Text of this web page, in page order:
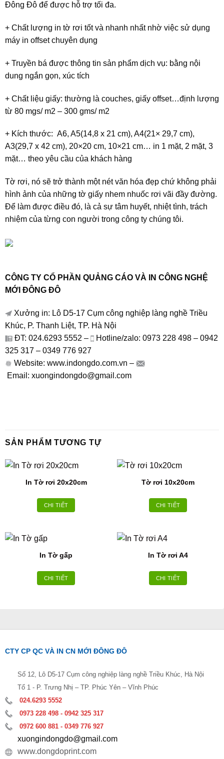
Đông Đô để được hỗ trợ tối đa.
+ Chất lượng in tờ rơi tốt và nhanh nhất nhờ việc sử dụng
máy in offset chuyên dụng
+ Truyền bá được thông tin sản phẩm dịch vụ: bằng nội
dung ngắn gọn, xúc tích
+ Chất liệu giấy: thường là couches, giấy offset…định lượng
từ 80 mgs/ m2 – 300 gms/ m2
+ Kích thước: A6, A5(14,8 x 21 cm), A4(21× 29,7 cm),
A3(29,7 x 42 cm), 20×20 cm, 10×21 cm… in 1 mặt, 2 mặt, 3
mặt… theo yêu cầu của khách hàng
Tờ rơi, nó sẽ trở thành một nét văn hóa đẹp chứ không phải
hình ảnh của những tờ giấy nhem nhuốc rơi vãi đầy đường.
Để làm được điều đó, là cả sự tâm huyết, nhiệt tình, trách
nhiệm của từng con người trong công ty chúng tôi.
CÔNG TY CỔ PHẦN QUẢNG CÁO VÀ IN CÔNG NGHỆ
MỚI ĐÔNG ĐÔ
Xưởng in: Lô D5-17 Cụm công nghiệp làng nghề Triều
Khúc, P. Thanh Liệt, TP. Hà Nội
ĐT: 024.6293 5552 –
Hotline/zalo: 0973 228 498 – 0942
325 317 – 0349 776 927
Website: www.indongdo.com.vn –
Email: xuongindongdo@gmail.com
SẢN PHẨM TƯƠNG TỰ
In Tờ rơi 20x20cm
CHI TIẾT
Tờ rơi 10x20cm
CHI TIẾT
In Tờ gấp
CHI TIẾT
In Tờ rơi A4
CHI TIẾT
CTY CP QC VÀ IN CN MỚI ĐÔNG ĐÔ
Số 12, Lô D5-17 Cụm công nghiệp làng nghề Triều Khúc, Hà Nội
Tổ 1 - P. Trưng Nhị – TP. Phúc Yên – Vĩnh Phúc
024.6293 5552
0973 228 498 - 0942 325 317
0972 600 881 - 0349 776 927
xuongindongdo@gmail.com
www.dongdoprint.com